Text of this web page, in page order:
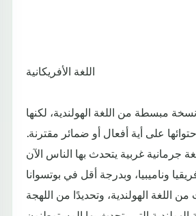
اللغة الأفريكانية
مبسطة من اللغة الهولندية، لكنها
على أية أفعال أو ضمائر مقترنة.
جرمانية غربية يتحدث بها الناس الآن
وناميبيا، وبدرجة أقل في بوتسوانا
اللغة الهولندية، وتحديدًا من اللهجة